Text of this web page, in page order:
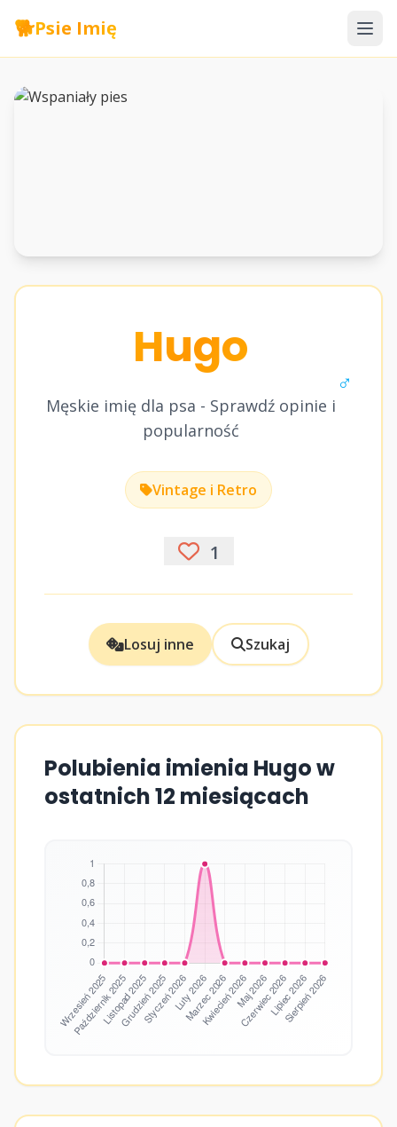
🐕Psie Imię
Hugo
Męskie imię dla psa - Sprawdź opinie i
popularność
♂
Vintage i Retro
1
Losuj inne Szukaj
Polubienia imienia Hugo w
ostatnich 12 miesiącach